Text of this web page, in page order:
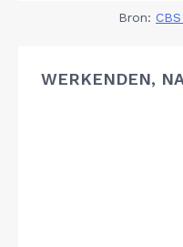
Bron:
WERKENDEN,